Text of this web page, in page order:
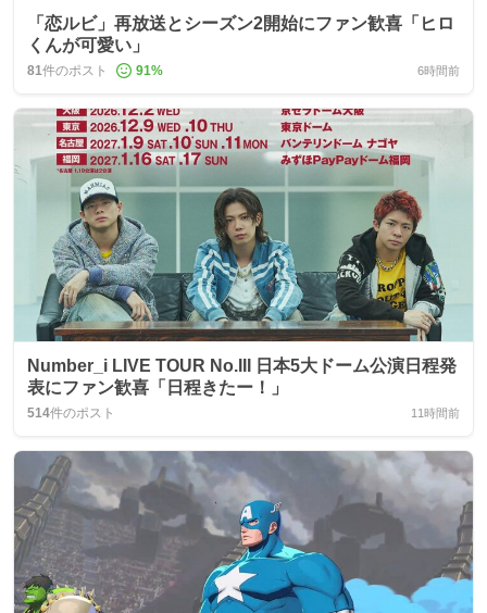
「恋ルビ」再放送とシーズン2開始にファン歓喜「ヒロ
くんが可愛い」
81件のポスト 91% 6時間前
Number_i LIVE TOUR No.III 日本5大ドーム公演日程発
表にファン歓喜「日程きたー！」
514件のポスト 11時間前